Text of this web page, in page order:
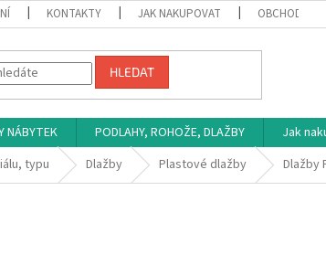
KONTAKTY JAK NAKUPOVAT OBCHODNÍ
HLEDAT
NÁBYTEK PODLAHY, ROHOŽE, DLAŽBY Jak
typu Dlažby Plastové dlažby Dlažby